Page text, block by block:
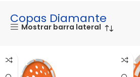
Copas Diamante
Mostrar barra lateral